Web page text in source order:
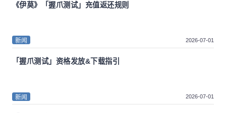
《伊莫》「握爪测试」充值返还规则
新闻 2026-07-01
「握爪测试」资格发放&下载指引
新闻 2026-07-01